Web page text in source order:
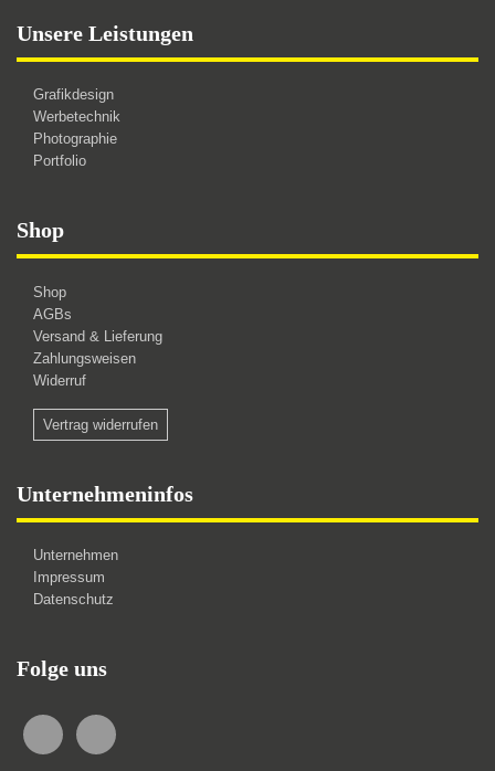
Unsere Leistungen
Grafikdesign
Werbetechnik
Photographie
Portfolio
Shop
Shop
AGBs
Versand & Lieferung
Zahlungsweisen
Widerruf
Vertrag widerrufen
Unternehmeninfos
Unternehmen
Impressum
Datenschutz
Folge uns